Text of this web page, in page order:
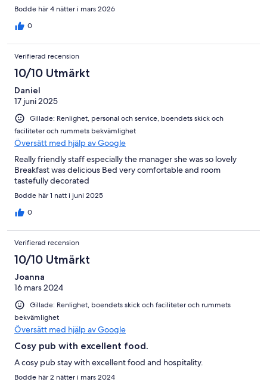
Bodde här 4 nätter i mars 2026
0
Verifierad recension
10/10 Utmärkt
Daniel
17 juni 2025
Gillade: Renlighet, personal och service, boendets skick och
faciliteter och rummets bekvämlighet
Översätt med hjälp av Google
Really friendly staff especially the manager she was so lovely
Breakfast was delicious Bed very comfortable and room
tastefully decorated
Bodde här 1 natt i juni 2025
0
Verifierad recension
10/10 Utmärkt
Joanna
16 mars 2024
Gillade: Renlighet, boendets skick och faciliteter och rummets
bekvämlighet
Översätt med hjälp av Google
Cosy pub with excellent food.
A cosy pub stay with excellent food and hospitality.
Bodde här 2 nätter i mars 2024